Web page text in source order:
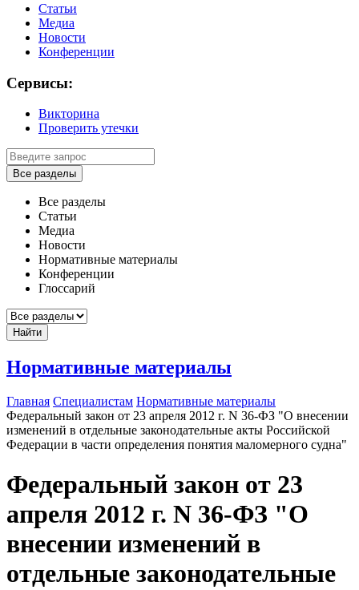
Статьи
Медиа
Новости
Конференции
Сервисы:
Викторина
Проверить утечки
Все разделы
Все разделы
Статьи
Медиа
Новости
Нормативные материалы
Конференции
Глоссарий
Найти
Нормативные материалы
Главная Специалистам Нормативные материалы
Федеральный закон от 23 апреля 2012 г. N 36-ФЗ "О внесении
изменений в отдельные законодательные акты Российской
Федерации в части определения понятия маломерного судна"
Федеральный закон от 23
апреля 2012 г. N 36-ФЗ "О
внесении изменений в
отдельные законодательные